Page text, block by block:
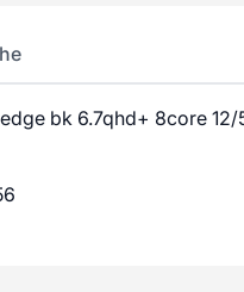
bk 6.7qhd+ 8core 12/